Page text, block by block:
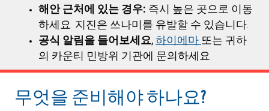
해안 근처에 있는 경우: 즉시 높은 곳으로 이동
하세요. 지진은 쓰나미를 유발할 수 있습니다.
공식 알림을 들어보세요,하이에마 또는 귀하
의 카운티 민방위 기관에 문의하세요.
무엇을 준비해야 하나요?